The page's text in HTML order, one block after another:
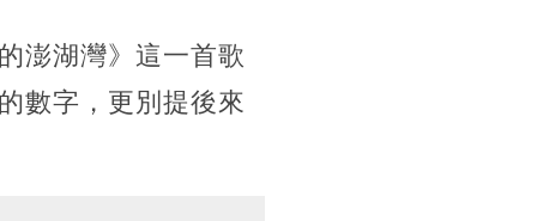
澎湖灣》這一首歌
數字，更別提後來